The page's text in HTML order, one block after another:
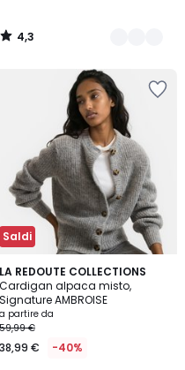
4,3
/
Saldi
LA REDOUTE COLLECTIONS
Cardigan alpaca misto,
Signature AMBROISE
a partire da
59,99 €
38,99 € -40%
4,3
/ 5
5
Colori